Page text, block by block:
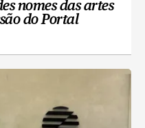
nomes das artes
do Portal